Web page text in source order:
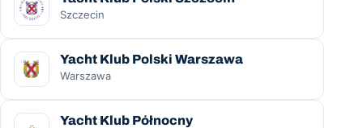
Szczecin
Yacht Klub Polski Warszawa
Warszawa
Yacht Klub Północny